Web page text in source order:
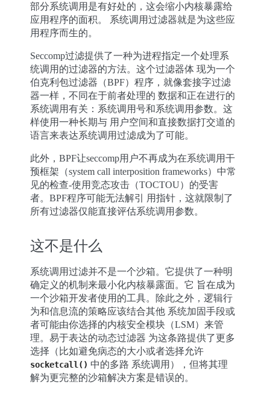
部分系统调用是有好处的，这会缩小内核暴露给
应用程序的面积。 系统调用过滤器就是为这些应
用程序而生的。
Seccomp过滤提供了一种为进程指定一个处理系
统调用的过滤器的方法。这个过滤器体 现为一个
伯克利包过滤器（BPF）程序，就像套接字过滤
器一样，不同在于前者处理的 数据和正在进行的
系统调用有关：系统调用号和系统调用参数。这
样使用一种长期与 用户空间和直接数据打交道的
语言来表达系统调用过滤成为了可能。
此外，BPF让seccomp用户不再成为在系统调用干
预框架（system call interposition frameworks）中常
见的检查-使用竞态攻击（TOCTOU）的受害
者。BPF程序可能无法解引 用指针，这就限制了
所有过滤器仅能直接评估系统调用参数。
这不是什么
系统调用过滤并不是一个沙箱。它提供了一种明
确定义的机制来最小化内核暴露面。它 旨在成为
一个沙箱开发者使用的工具。除此之外，逻辑行
为和信息流的策略应该结合其他 系统加固手段或
者可能由你选择的内核安全模块（LSM）来管
理。易于表达的动态过滤器 为这条路提供了更多
选择（比如避免病态的大小或者选择允许
socketcall() 中的多路 系统调用），但将其理
解为更完整的沙箱解决方案是错误的。